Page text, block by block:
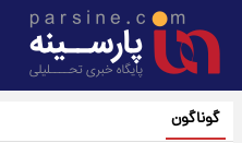
گوناگون